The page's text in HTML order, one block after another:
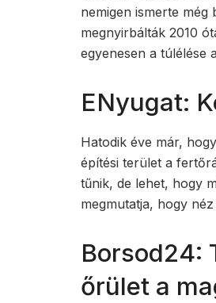
nemigen ismerte
megnyirbálták 2010
egyenesen a túlélése
ENyugat:
Hatodik éve már,
építési terület a
tűnik, de lehet, hogy
megmutatja, hogy
Borsod24:
őrület a